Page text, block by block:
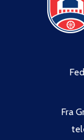
Fra